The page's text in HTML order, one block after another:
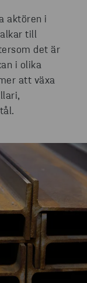
aktören i
till
det är
i olika
att växa